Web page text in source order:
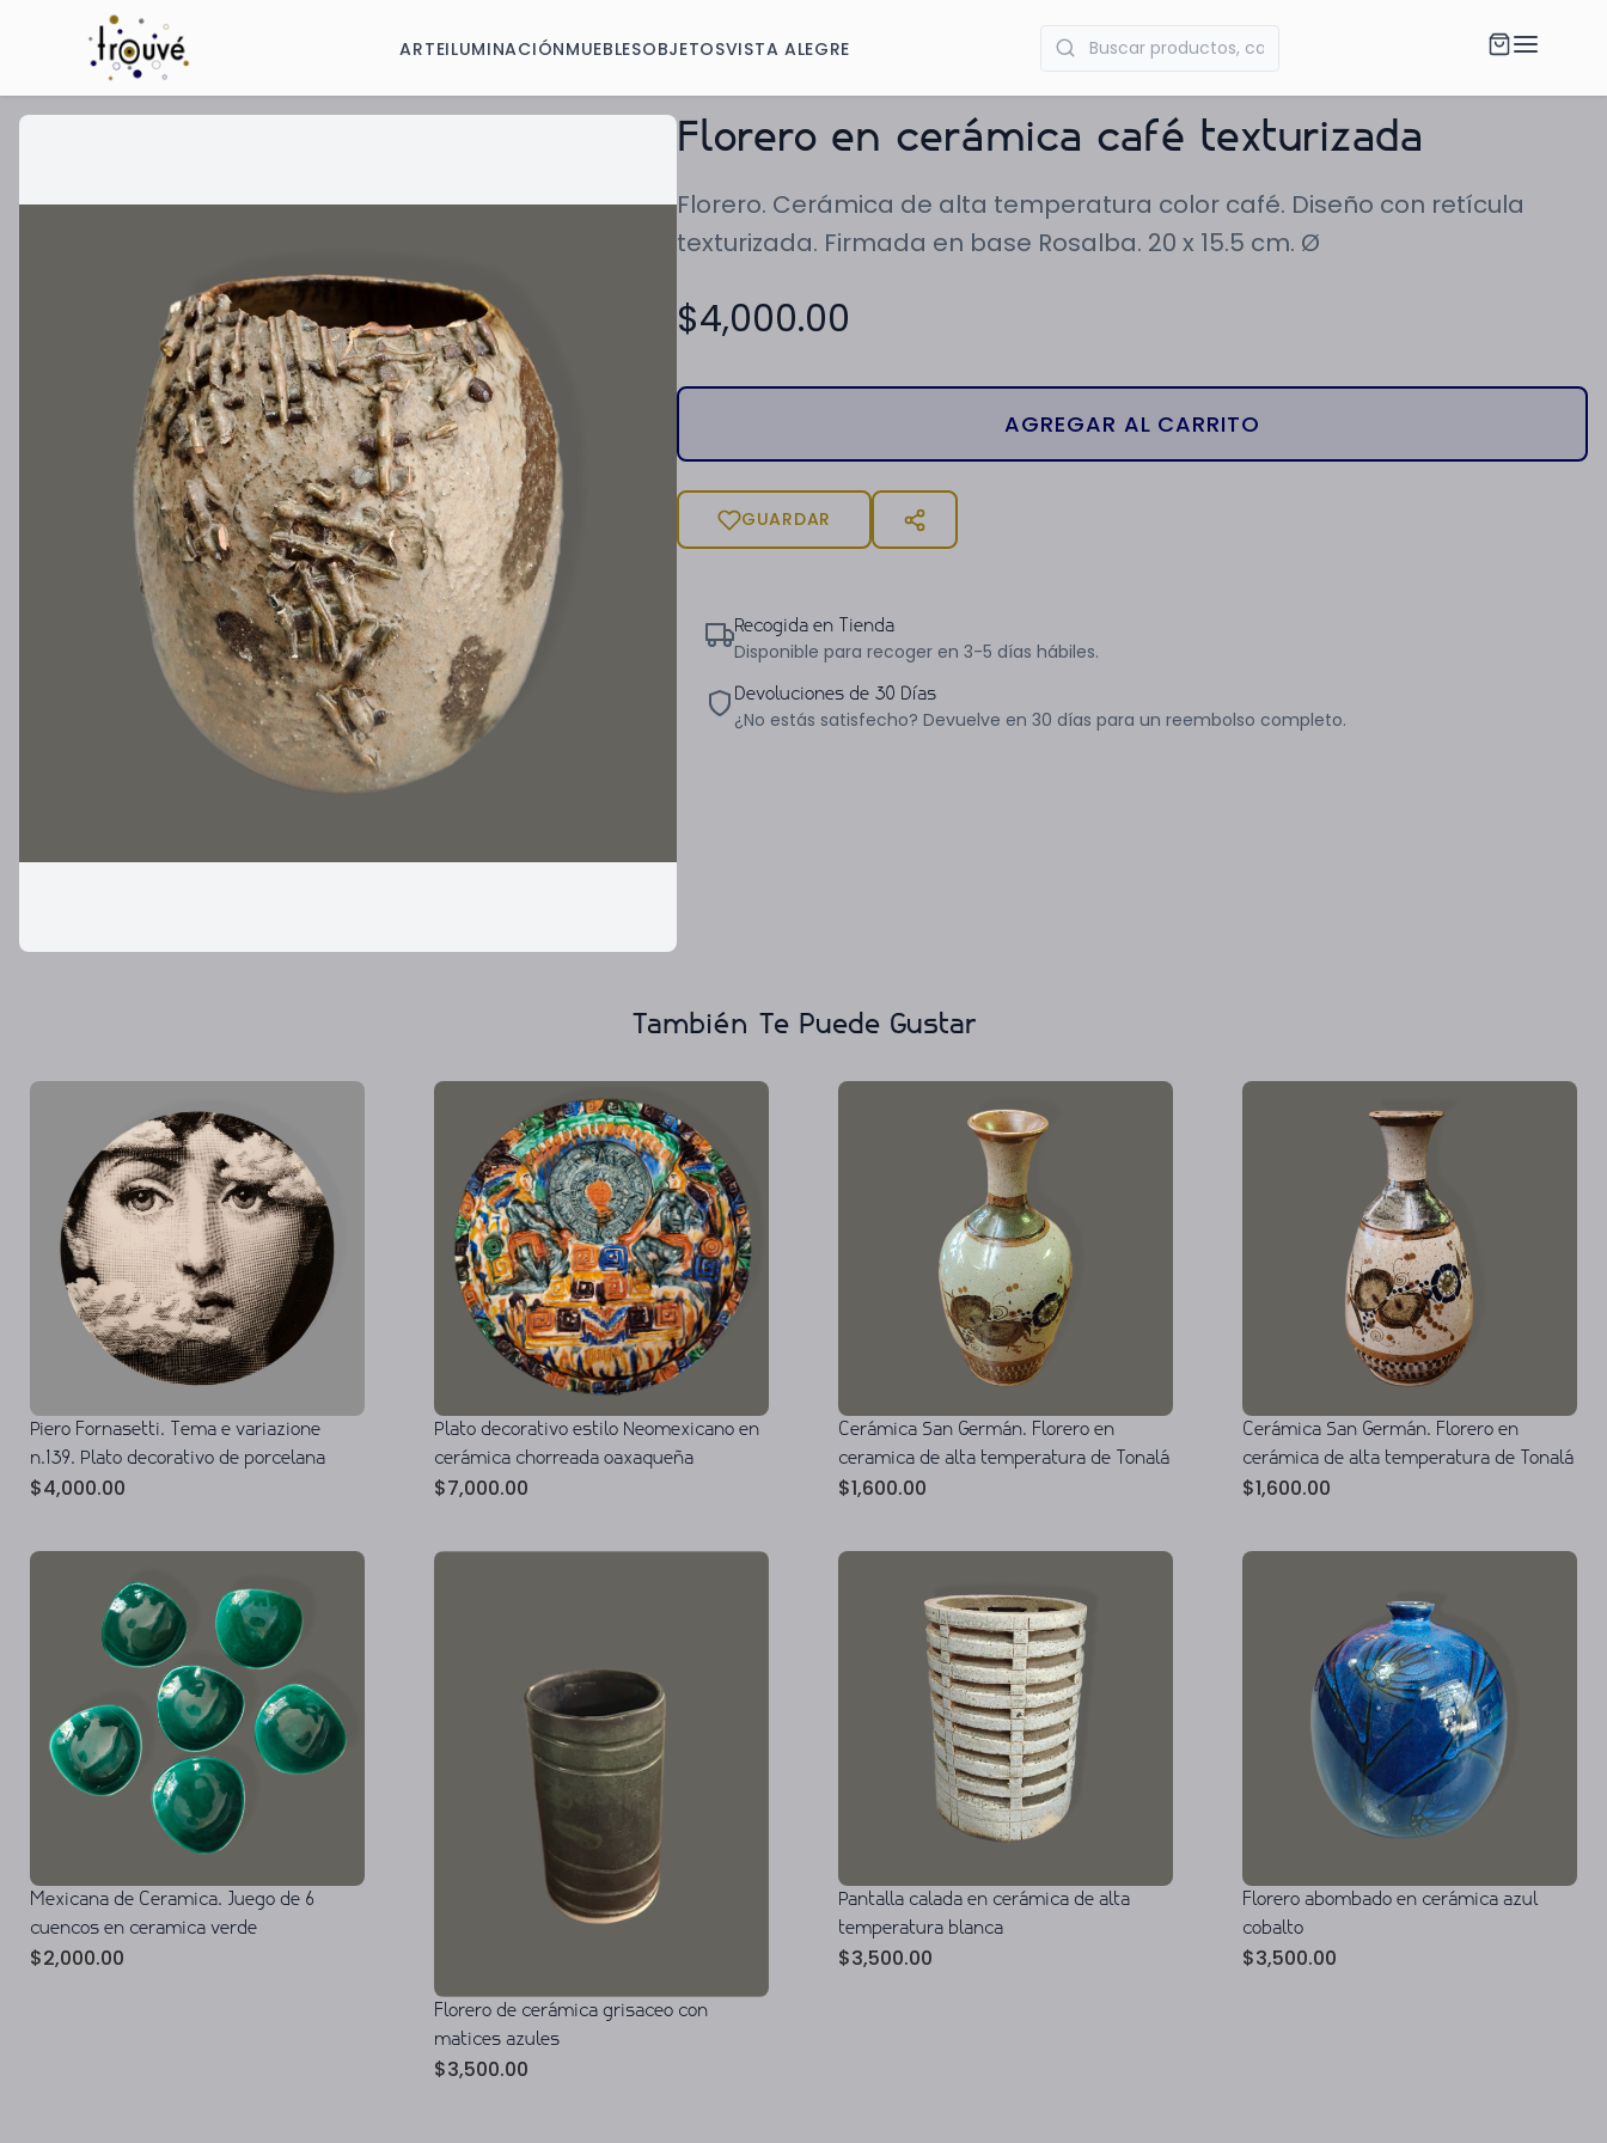
ARTEILUMINACIÓNMUEBLESOBJETOSVISTA ALEGRE
Florero en cerámica café texturizada
Florero. Cerámica de alta temperatura color café. Diseño con retícula
texturizada. Firmada en base Rosalba. 20 x 15.5 cm. Ø
$4,000.00
AGREGAR AL CARRITO
GUARDAR
Recogida en Tienda
Disponible para recoger en 3-5 días hábiles.
Devoluciones de 30 Días
¿No estás satisfecho? Devuelve en 30 días para un reembolso completo.
También Te Puede Gustar
Piero Fornasetti. Tema e variazione
n.139. Plato decorativo de porcelana
$4,000.00
Plato decorativo estilo Neomexicano en
cerámica chorreada oaxaqueña
$7,000.00
Cerámica San Germán. Florero en
ceramica de alta temperatura de Tonalá
$1,600.00
Cerámica San Germán. Florero en
cerámica de alta temperatura de Tonalá
$1,600.00
Mexicana de Ceramica. Juego de 6
cuencos en ceramica verde
$2,000.00
Florero de cerámica grisaceo con
matices azules
$3,500.00
Pantalla calada en cerámica de alta
temperatura blanca
$3,500.00
Florero abombado en cerámica azul
cobalto
$3,500.00